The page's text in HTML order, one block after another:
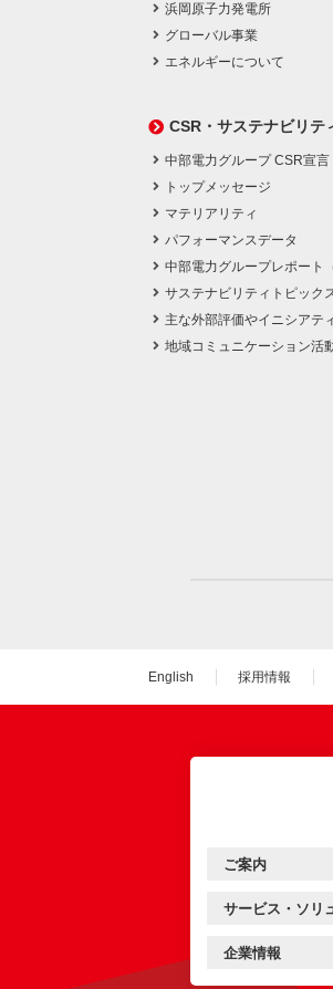
浜岡原子力発電所
グローバル事業
エネルギーについて
CSR・サステナビリテ
中部電力グループ CSR宣言
トップメッセージ
マテリアリティ
パフォーマンスデータ
中部電力グループレポート
サステナビリティトピック
主な外部評価やイニシアテ
地域コミュニケーション活
English 採用情報
中部電力パワー
ご案内
（新しいウィン
中部電力パワー
サービス・ソリ
（新しいウィン
中部電力パワー
企業情報
（新しいウィン